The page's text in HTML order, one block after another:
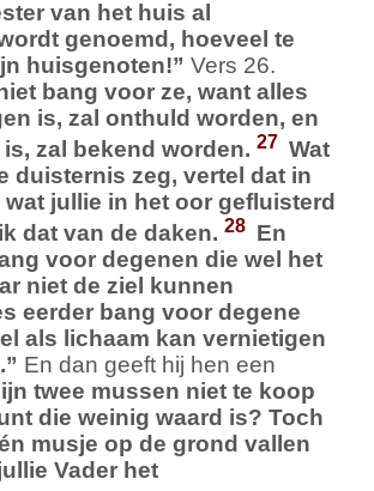
van het huis al
genoemd, hoeveel te
huisgenoten!” Vers 26.
bang voor ze, want alles
is, zal onthuld worden, en
zal bekend worden. 27 Wat
duisternis zeg, vertel dat in
wat jullie in het oor gefluisterd
dat van de daken. 28 En
voor degenen die wel het
niet de ziel kunnen
eerder bang voor degene
als lichaam kan vernietigen
En dan geeft hij hen een
twee mussen niet te koop
die weinig waard is? Toch
musje op de grond vallen
Vader het